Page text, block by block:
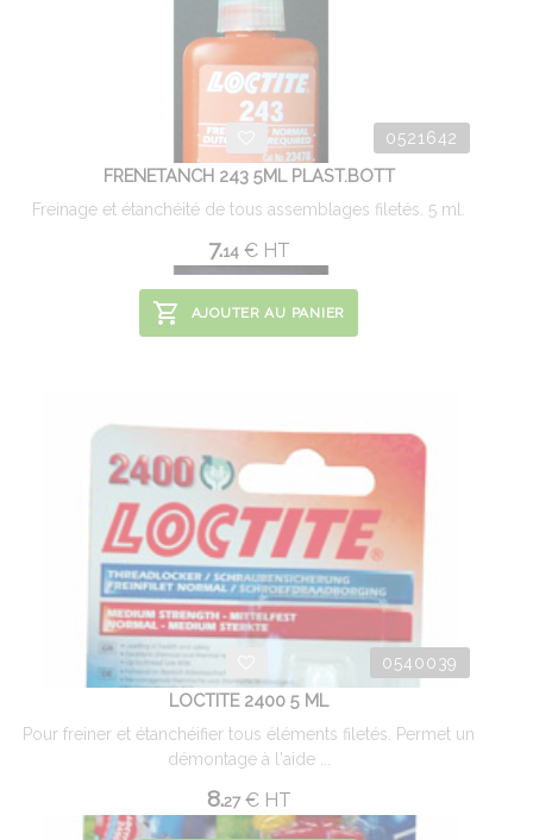
0521642
FRENETANCH 243 5ML PLAST.BOTT
Freinage et étanchéité de tous assemblages filetés. 5 ml.
7.14 €HT
AJOUTER AU PANIER
0540039
LOCTITE 2400 5 ML
Pour freiner et étanchéifier tous éléments filetés. Permet un
démontage à l'aide ...
8.27 €HT